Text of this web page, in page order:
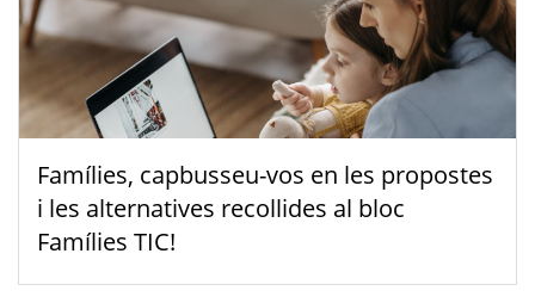
Famílies, capbusseu-vos en les propostes
i les alternatives recollides al bloc
Famílies TIC!